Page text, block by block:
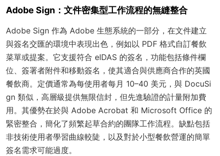
Adobe Sign：文件密集型工作流程的無縫整合
Adobe Sign 作為 Adobe 生態系統的一部分，在文件建立
與簽名交匯的環境中表現出色，例如以 PDF 格式自訂餐飲
菜單或提案。它支援符合 eIDAS 的簽名，功能包括條件欄
位、簽署者附件和移動簽名，使其適合與供應商合作的英國
餐飲商。定價通常為每使用者每月 10–40 美元，與 DocuSi
gn 類似，高層級提供無限信封，但先進驗證的計量附加費
用。其優勢在於與 Adobe Acrobat 和 Microsoft Office 的
緊密整合，簡化了頻繁起草合約的團隊工作流程。缺點包括
非技術使用者學習曲線較陡，以及對於小型餐飲營運的簡單
簽名需求可能過度。